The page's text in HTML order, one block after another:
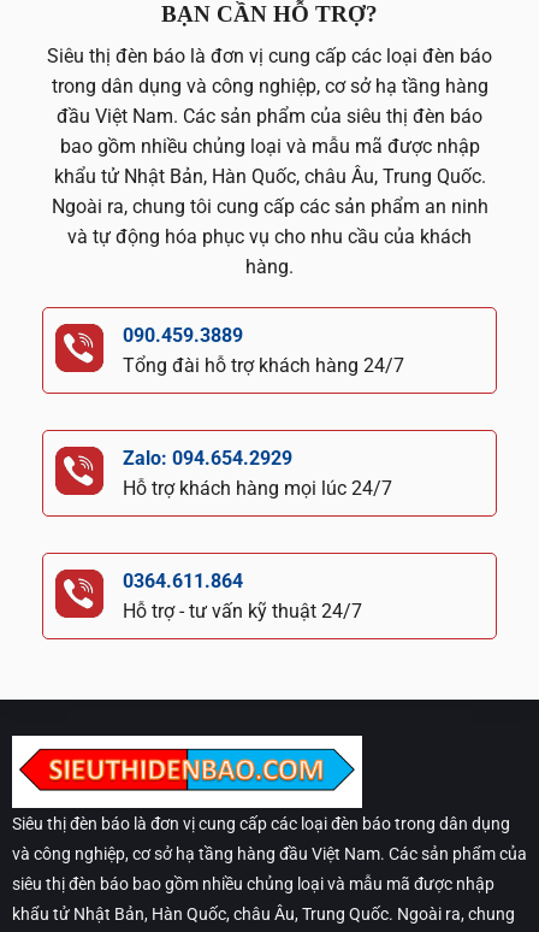
BẠN CẦN HỖ TRỢ?
Siêu thị đèn báo là đơn vị cung cấp các loại đèn báo
trong dân dụng và công nghiệp, cơ sở hạ tầng hàng
đầu Việt Nam. Các sản phẩm của siêu thị đèn báo
bao gồm nhiều chủng loại và mẫu mã được nhập
khẩu tử Nhật Bản, Hàn Quốc, châu Âu, Trung Quốc.
Ngoài ra, chung tôi cung cấp các sản phẩm an ninh
và tự động hóa phục vụ cho nhu cầu của khách
hàng.
090.459.3889
Tổng đài hỗ trợ khách hàng 24/7
Zalo: 094.654.2929
Hỗ trợ khách hàng mọi lúc 24/7
0364.611.864
Hỗ trợ - tư vấn kỹ thuật 24/7
Siêu thị đèn báo là đơn vị cung cấp các loại đèn báo trong dân dụng
và công nghiệp, cơ sở hạ tầng hàng đầu Việt Nam. Các sản phẩm của
siêu thị đèn báo bao gồm nhiều chủng loại và mẫu mã được nhập
khẩu tử Nhật Bản, Hàn Quốc, châu Âu, Trung Quốc. Ngoài ra, chung